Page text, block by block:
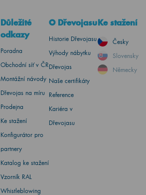
Důležité
odkazy
Poradna
Obchodní síť v ČR
Montážní návody
Dřevojas na míru
Prodejna
Ke stažení
Konfigurátor pro
partnery
Katalog ke stažení
Vzorník RAL
Whistleblowing
O Dřevojasu
Historie Dřevojasu
Výhody nábytku
Dřevojas
Naše certifikáty
Reference
Kariéra v
Dřevojasu
Ke stažení
Česky
Slovensky
Německy